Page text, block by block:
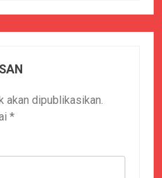
akan dipublikasikan.
*